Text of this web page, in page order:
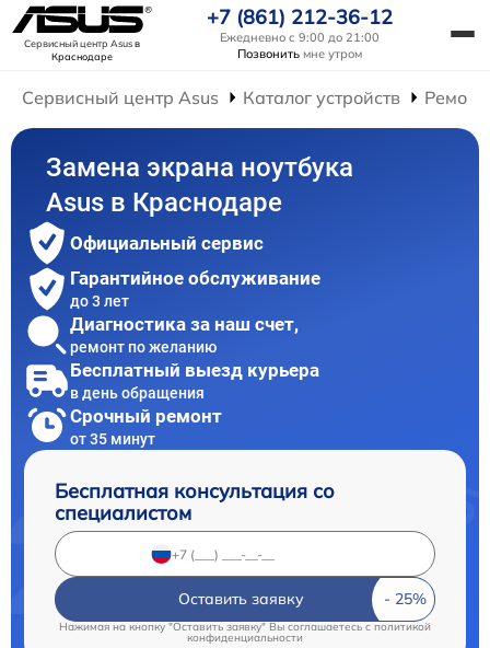
Сервисный центр Asusв
Краснодаре
+7 (861) 212-36-12
Ежедневно с 9:00 до 21:00
Позвонить мне утром
Сервисный центр Asus Каталог устройств
Замена экрана ноутбука
Asus в Краснодаре
Официальный сервис
Гарантийное обслуживание
до 3 лет
Диагностика за наш счет,
ремонт по желанию
Бесплатный выезд курьера
в день обращения
Срочный ремонт
от 35 минут
Бесплатная консультация со
специалистом
Оставить заявку
Нажимая на кнопку "Оставить заявку" Вы соглашаетесь c политикой
конфиденциальности